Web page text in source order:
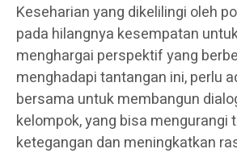
Keseharian yang dikelilingi oleh
pada hilangnya kesempatan
menghargai perspektif yang
menghadapi tantangan ini, perlu
bersama untuk membangun
kelompok, yang bisa mengurangi
ketegangan dan meningkatkan